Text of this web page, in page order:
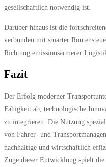
gesellschaftlich notwendig ist.
Darüber hinaus ist die
verbunden mit smarter
Richtung emissionsärmerer
Fazit
Der Erfolg moderner
Fähigkeit ab, technologische
zu integrieren. Die Nutzung
von Fahrer- und
nachhaltige und wirtschaftlich
Zuge dieser Entwicklung spielt die